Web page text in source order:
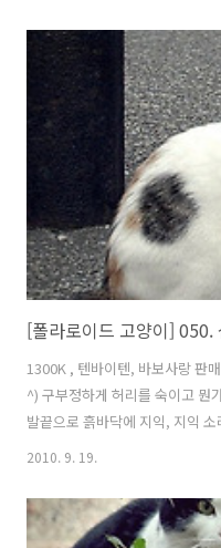
추천해주시면 큰 힘이 됩니다
[폴라로이드 고양이] 050.
1300K , 텐바이텐, 바보사랑 판
^) 구부정하게 허리를 숙이고 뭔
발끝으로 흙바닥에 지익, 지익
니다. 고양이도 심심하면 앞발로
각을 해 봅니다. 고양이 좋아하
ㅅ^)= 아래 손가락버튼을 눌러
2010. 9. 19.